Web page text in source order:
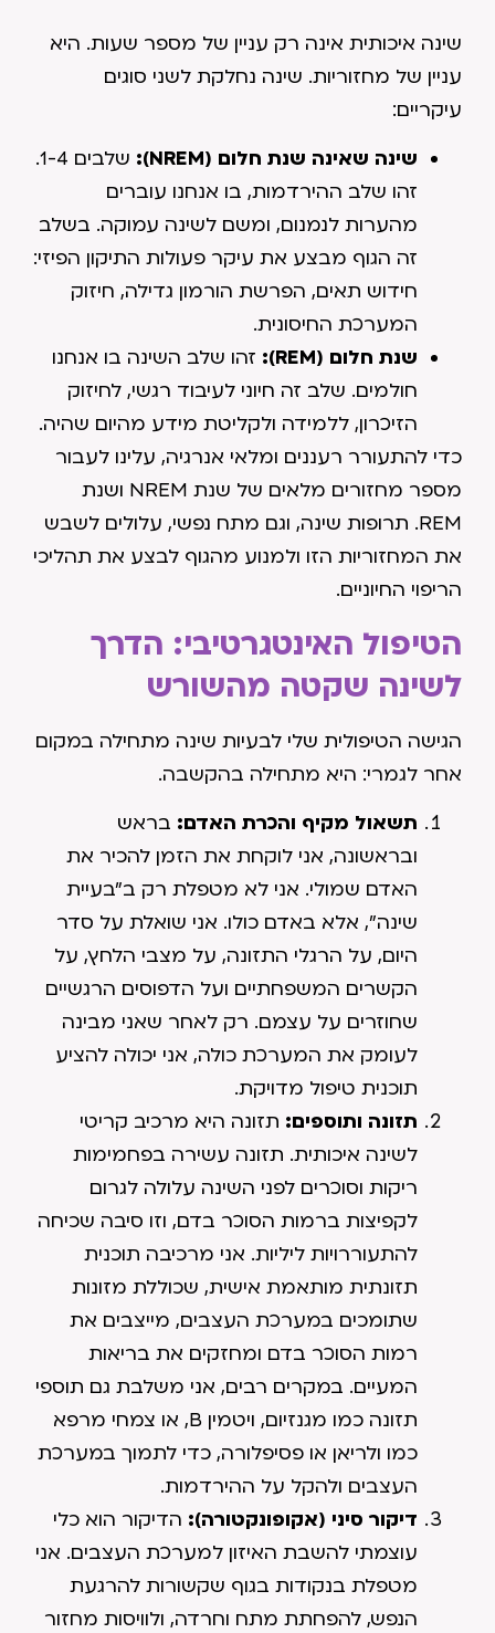
שינה איכותית אינה רק עניין של מספר שעות. היא
עניין של מחזוריות. שינה נחלקת לשני סוגים
עיקריים:
שינה שאינה שנת חלום (NREM
):
שלבים 1-4.
זהו שלב ההירדמות, בו אנחנו עוברים
מהערות לנמנום, ומשם לשינה עמוקה. בשלב
זה הגוף מבצע את עיקר פעולות התיקון הפיזי:
חידוש תאים, הפרשת הורמון גדילה, חיזוק
המערכת החיסונית.
שנת חלום (REM
): זהו שלב השינה בו אנחנו
חולמים. שלב זה חיוני לעיבוד רגשי, לחיזוק
הזיכרון, ללמידה ולקליטת מידע מהיום שהיה.
כדי להתעורר רעננים ומלאי אנרגיה, עלינו לעבור
מספר מחזורים מלאים של שנת NREM ושנת
REM. תרופות שינה, וגם מתח נפשי, עלולים לשבש
את המחזוריות הזו ולמנוע מהגוף לבצע את תהליכי
הריפוי החיוניים.
הטיפול האינטגרטיבי: הדרך
לשינה שקטה מהשורש
הגישה הטיפולית שלי לבעיות שינה מתחילה במקום
אחר לגמרי: היא מתחילה בהקשבה.
תשאול מקיף והכרת האדם: בראש
ובראשונה, אני לוקחת את הזמן להכיר את
האדם שמולי. אני לא מטפלת רק ב"בעיית
שינה", אלא באדם כולו. אני שואלת על סדר
היום, על הרגלי התזונה, על מצבי הלחץ, על
הקשרים המשפחתיים ועל הדפוסים הרגשיים
שחוזרים על עצמם. רק לאחר שאני מבינה
לעומק את המערכת כולה, אני יכולה להציע
תוכנית טיפול מדויקת.
תזונה ותוספים: תזונה היא מרכיב קריטי
לשינה איכותית. תזונה עשירה בפחמימות
ריקות וסוכרים לפני השינה עלולה לגרום
לקפיצות ברמות הסוכר בדם, וזו סיבה שכיחה
להתעוררויות ליליות. אני מרכיבה תוכנית
תזונתית מותאמת אישית, שכוללת מזונות
שתומכים במערכת העצבים, מייצבים את
רמות הסוכר בדם ומחזקים את בריאות
המעיים. במקרים רבים, אני משלבת גם תוספי
תזונה כמו מגנזיום, ויטמין B, או צמחי מרפא
כמו ולריאן או פסיפלורה, כדי לתמוך במערכת
העצבים ולהקל על ההירדמות.
דיקור סיני (אקופונקטורה): הדיקור הוא כלי
עוצמתי להשבת האיזון למערכת העצבים. אני
מטפלת בנקודות בגוף שקשורות להרגעת
הנפש, להפחתת מתח וחרדה, ולוויסות מחזור